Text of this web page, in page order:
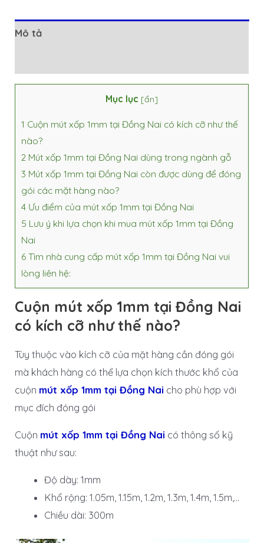
Mô tả
Mục lục [ẩn]
1 Cuộn mút xốp 1mm tại Đồng Nai có kích cỡ như thế
nào?
2 Mút xốp 1mm tại Đồng Nai dùng trong ngành gỗ
3 Mút xốp 1mm tại Đồng Nai còn được dùng để đóng
gói các mặt hàng nào?
4 Ưu điểm của mút xốp 1mm tại Đồng Nai
5 Lưu ý khi lựa chọn khi mua mút xốp 1mm tại Đồng
Nai
6 Tìm nhà cung cấp mút xốp 1mm tại Đồng Nai vui
lòng liên hệ:
Cuộn mút xốp 1mm tại Đồng Nai
có kích cỡ như thế nào?
Tùy thuộc vào kích cỡ của mặt hàng cần đóng gói
mà khách hàng có thể lựa chọn kích thước khổ của
cuộn mút xốp 1mm tại Đồng Nai cho phù hợp với
mục đích đóng gói
Cuộn mút xốp 1mm tại Đồng Nai có thông số kỹ
thuật như sau:
Độ dày: 1mm
Khổ rộng: 1.05m, 1.15m, 1.2m, 1.3m, 1.4m, 1.5m,…
Chiều dài: 300m